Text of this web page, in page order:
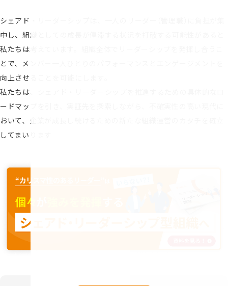
シェアド・リーダーシップは、一人のリーダー（管理職）に負担が集
中し、組織としての成長が停滞する状況を打破する可能性があると
私たちは考えています。組織全体でリーダーシップを発揮し合うこ
とで、メンバー一人ひとりのパフォーマンスとエンゲージメントを
向上させることを可能にします。
私たちは、シェアド・リーダーシップを推進するための具体的なロ
ードマップを引き、実証先を探索しながら、不確実性の高い現代に
おいて、企業が成長し続けるための新たな組織運営のカタチを確立
してまいります